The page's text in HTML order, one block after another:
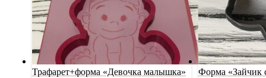
Трафарет+форма «Девочка малышка» Форма «Зайчик